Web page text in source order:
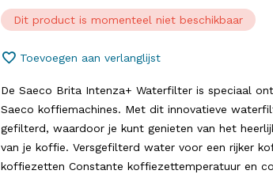
Dit product is momenteel niet beschikbaar
Toevoegen aan verlanglijst
De Saeco Brita Intenza+ Waterfilter is speciaal
Saeco koffiemachines. Met dit innovatieve
gefilterd, waardoor je kunt genieten van het
van je koffie. Versgefilterd water voor een rijker
koffiezetten Constante koffiezettemperatuur en